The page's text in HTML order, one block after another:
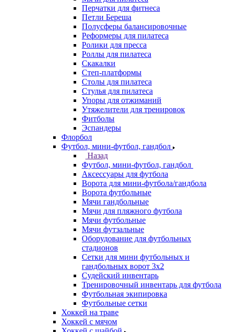
Перчатки для фитнеса
Петли Береша
Полусферы балансировочные
Реформеры для пилатеса
Ролики для пресса
Роллы для пилатеса
Скакалки
Степ-платформы
Столы для пилатеса
Стулья для пилатеса
Упоры для отжиманий
Утяжелители для тренировок
Фитболы
Эспандеры
Флорбол
Футбол, мини-футбол, гандбол
Назад
Футбол, мини-футбол, гандбол
Аксессуары для футбола
Ворота для мини-футбола/гандбола
Ворота футбольные
Мячи гандбольные
Мячи для пляжного футбола
Мячи футбольные
Мячи футзальные
Оборудование для футбольных
стадионов
Сетки для мини футбольных и
гандбольных ворот 3х2
Судейский инвентарь
Тренировочный инвентарь для футбола
Футбольная экипировка
Футбольные сетки
Хоккей на траве
Хоккей с мячом